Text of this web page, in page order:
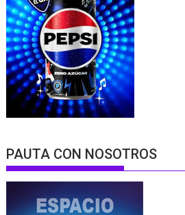
PAUTA CON NOSOTROS